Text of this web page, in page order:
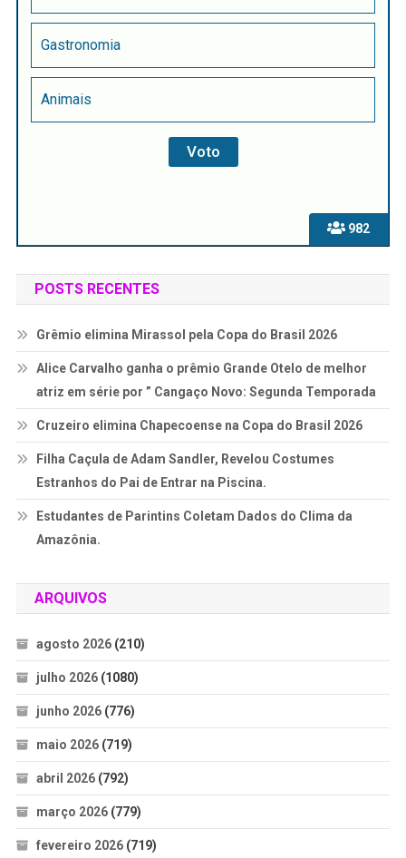
982
Gastronomia
Animais
POSTS RECENTES
Grêmio elimina Mirassol pela Copa do Brasil 2026
Alice Carvalho ganha o prêmio Grande Otelo de melhor
atriz em série por ” Cangaço Novo: Segunda Temporada
Cruzeiro elimina Chapecoense na Copa do Brasil 2026
Filha Caçula de Adam Sandler, Revelou Costumes
Estranhos do Pai de Entrar na Piscina.
Estudantes de Parintins Coletam Dados do Clima da
Amazônia.
ARQUIVOS
agosto 2026(210)
julho 2026(1080)
junho 2026(776)
maio 2026(719)
abril 2026(792)
março 2026(779)
fevereiro 2026(719)